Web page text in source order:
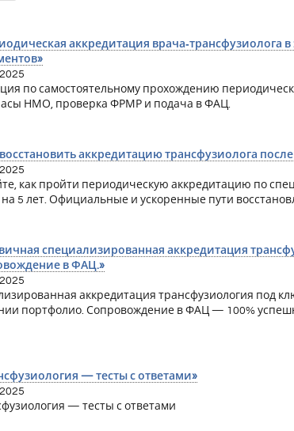
аккредитация врача‑трансфузиолога
по самостоятельному прохождению
НМО, проверка ФРМР и подача в ФАЦ.
аккредитацию трансфузиолога
как пройти периодическую аккредитацию по
5 лет. Официальные и ускоренные пути
специализированная аккредитация
в ФАЦ.»
аккредитация трансфузиология под
портфолио. Сопровождение в ФАЦ — 100%
— тесты с ответами»
— тесты с ответами